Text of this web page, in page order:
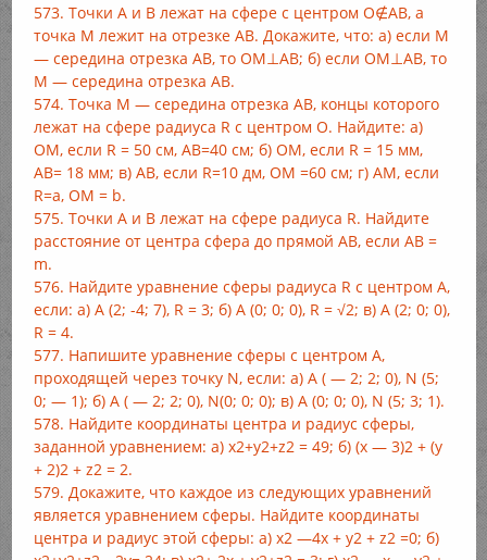
573. Точки А и В лежат на сфере с центром O∉АВ, а
точка М лежит на отрезке АВ. Докажите, что: а) если М
— середина отрезка АВ, то ОМ⊥АВ; б) если ОМ⊥АВ, то
М — середина отрезка АВ.
574. Точка М — середина отрезка АВ, концы которого
лежат на сфере радиуса R с центром О. Найдите: а)
ОМ, если R = 50 см, AB=40 см; б) ОМ, если R = 15 мм,
АВ= 18 мм; в) АВ, если R=10 дм, ОМ =60 см; г) AM, если
R=a, ОМ = b.
575. Точки А и В лежат на сфере радиуса R. Найдите
расстояние от центра сфера до прямой АВ, если АВ =
m.
576. Найдите уравнение сферы радиуса R с центром А,
если: а) А (2; -4; 7), R = 3; б) А (0; 0; 0), R = √2; в) А (2; 0; 0),
R = 4.
577. Напишите уравнение сферы с центром А,
проходящей через точку N, если: а) А ( — 2; 2; 0), N (5;
0; — 1); б) А ( — 2; 2; 0), N(0; 0; 0); в) A (0; 0; 0), N (5; 3; 1).
578. Найдите координаты центра и радиус сферы,
заданной уравнением: а) х2+y2+z2 = 49; б) (x — 3)2 + (y
+ 2)2 + z2 = 2.
579. Докажите, что каждое из следующих уравнений
является уравнением сферы. Найдите координаты
центра и радиус этой сферы: а) х2 —4x + y2 + z2 =0; б)